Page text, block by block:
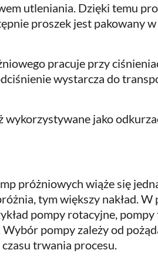
utleniania. Dzięki temu
proszek jest pakowany
pracuje przy
wystarcza do
jako
próżniowych wiąże się
tym większy nakład.
pompy rotacyjne, pompy
pompy zależy od
trwania procesu.